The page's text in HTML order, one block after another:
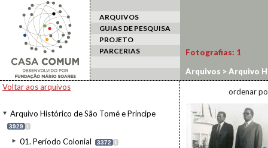
ARQUIVOS
GUIAS DE PESQUISA
PROJETO
PARCERIAS
Voltar aos arquivos
Arquivo Histórico de São Tomé e Príncipe
3929 I
01. Período Colonial 3372 I
Fotografias: 1
Arquivos >Arquivo
>Fotografias>03.
ordenar